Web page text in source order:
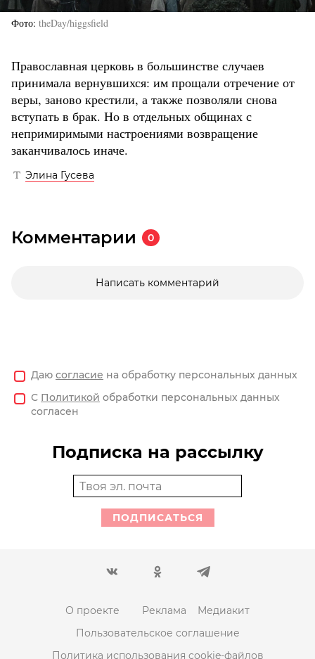
Фото theDay/higgsfield
Православная церковь в большинстве случаев
принимала вернувшихся: им прощали отречение от
веры, заново крестили, а также позволяли снова
вступать в брак. Но в отдельных общинах с
непримиримыми настроениями возвращение
заканчивалось иначе.
Элина Гусева
Комментарии 0
Написать комментарий
Даю согласие на обработку персональных данных
С Политикой обработки персональных данных
согласен
Подписка на рассылку
ПОДПИСАТЬСЯ
О проекте Реклама
Медиакит
Пользовательское соглашение
Политика использования cookie-файлов